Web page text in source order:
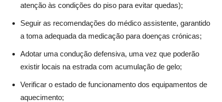
atenção às condições do piso para evitar quedas);
Seguir as recomendações do médico assistente, garantido
a toma adequada da medicação para doenças crónicas;
Adotar uma condução defensiva, uma vez que poderão
existir locais na estrada com acumulação de gelo;
Verificar o estado de funcionamento dos equipamentos de
aquecimento;